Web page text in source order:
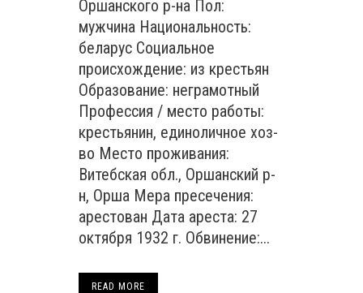
Оршанского р-на Пол:
мужчина Национальность:
беларус Социальное
происхождение: из крестьян
Образование: неграмотный
Профессия / место работы:
крестьянин, единоличное хоз-
во Место проживания:
Витебская обл., Оршанский р-
н, Орша Мера пресечения:
арестован Дата ареста: 27
октября 1932 г. Обвинение:...
READ MORE